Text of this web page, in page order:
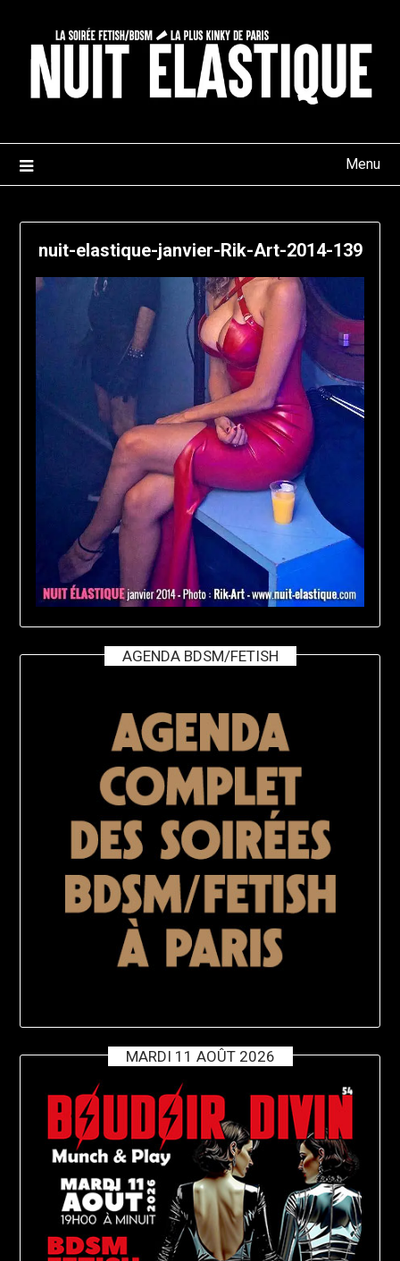
content
Menu
nuit-elastique-janvier-Rik-Art-2014-139
AGENDA BDSM/FETISH
MARDI 11 AOÛT 2026